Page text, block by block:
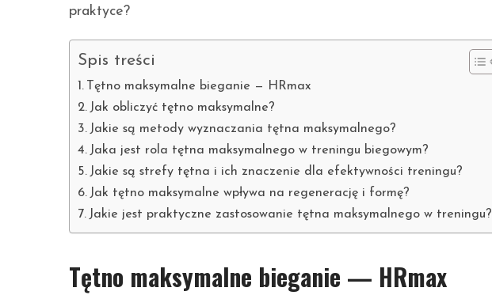
praktyce?
Spis treści
Tętno maksymalne bieganie — HRmax
Jak obliczyć tętno maksymalne?
Jakie są metody wyznaczania tętna maksymalnego?
Jaka jest rola tętna maksymalnego w treningu biegowym?
Jakie są strefy tętna i ich znaczenie dla efektywności treningu?
Jak tętno maksymalne wpływa na regenerację i formę?
Jakie jest praktyczne zastosowanie tętna maksymalnego w treningu?
Tętno maksymalne bieganie — HRmax